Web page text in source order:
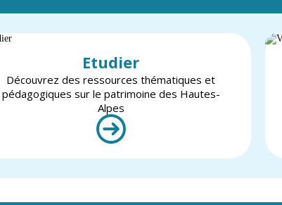
Etudier
Découvrez des ressources thématiques et
pédagogiques sur le patrimoine des Hautes-
Alpes